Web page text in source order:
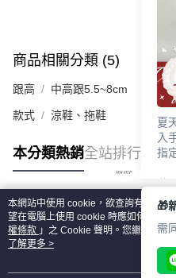
商品相關分類 (5)
跟高 中高跟5.5~8cm
款式 涼鞋、拖鞋
本分類熱銷全站排行
熱門標籤
本網站中使用 cookie，欲查詢有關本網
望在電腦上使用 cookie 時應如何變更
權條款 」之 Cookie 聲明。您繼續使用
用條款之 Cookie 聲明使用 cookie。
了解更多 >
夏
入
指
🎉
②
③
好
🎁
需